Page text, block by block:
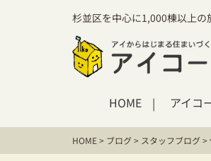
杉並区を中心に1,000棟以上の
HOME アイコ
HOME> ブログ> スタッフブログ>